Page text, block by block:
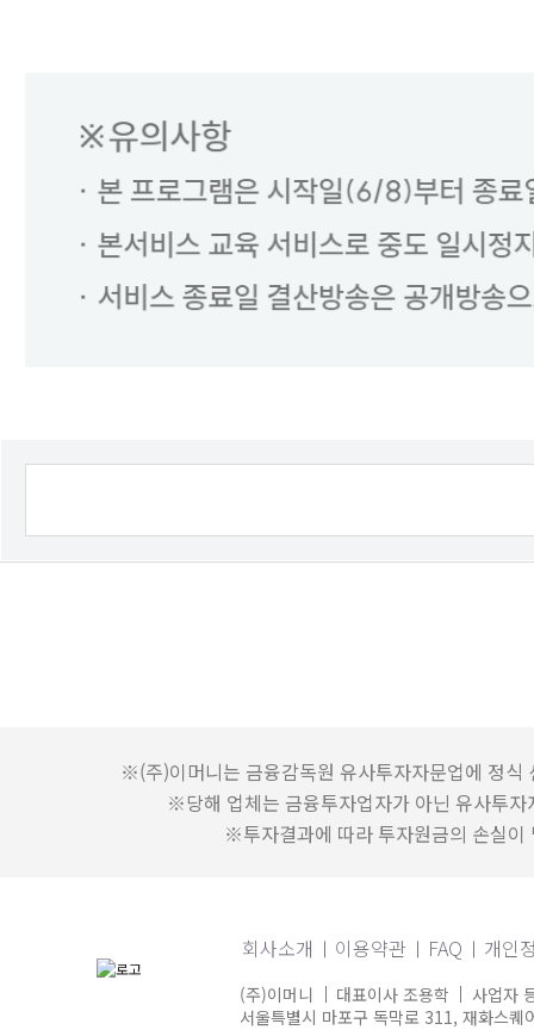
※(주)이머니는 금융감독원 유사투자자문업에 정식
※당해 업체는 금융투자업자가 아닌 유사투
※투자결과에 따라 투자원금의 손실이
회사소개 이용약관 FAQ 개인
(주)이머니 대표이사 조용학
사업자
서울특별시 마포구 독막로 311, 재화스